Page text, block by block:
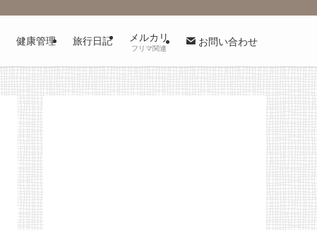
健康管理 旅行日記 メルカリ
フリマ関連
お問い合わせ